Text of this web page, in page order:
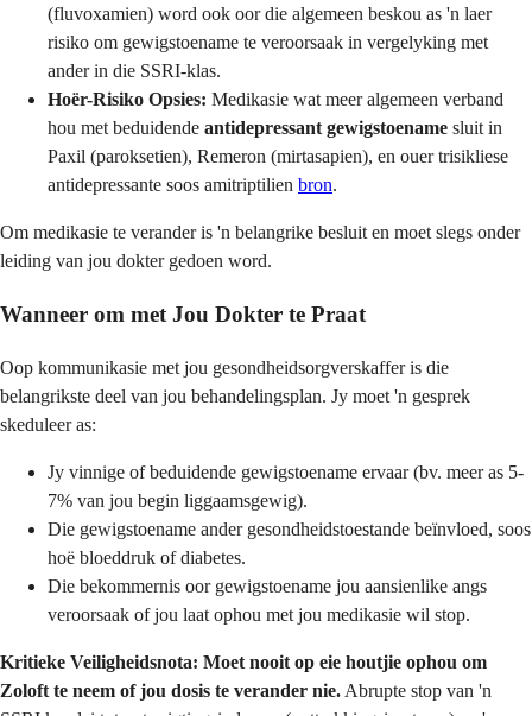
(fluvoxamien) word ook oor die algemeen beskou as 'n laer
risiko om gewigstoename te veroorsaak in vergelyking met
ander in die SSRI-klas.
Hoër-Risiko Opsies: Medikasie wat meer algemeen verband
hou met beduidende antidepressant gewigstoename sluit in
Paxil (paroksetien), Remeron (mirtasapien), en ouer trisikliese
antidepressante soos amitriptilien bron.
Om medikasie te verander is 'n belangrike besluit en moet slegs onder
leiding van jou dokter gedoen word.
Wanneer om met Jou Dokter te Praat
Oop kommunikasie met jou gesondheidsorgverskaffer is die
belangrikste deel van jou behandelingsplan. Jy moet 'n gesprek
skeduleer as:
Jy vinnige of beduidende gewigstoename ervaar (bv. meer as 5-
7% van jou begin liggaamsgewig).
Die gewigstoename ander gesondheidstoestande beïnvloed, soos
hoë bloeddruk of diabetes.
Die bekommernis oor gewigstoename jou aansienlike angs
veroorsaak of jou laat ophou met jou medikasie wil stop.
Kritieke Veiligheidsnota: Moet nooit op eie houtjie ophou om
Zoloft te neem of jou dosis te verander nie. Abrupte stop van 'n